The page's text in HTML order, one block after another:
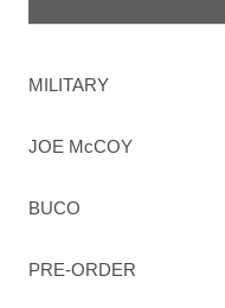
MILITARY
JOE McCOY
BUCO
PRE-ORDER